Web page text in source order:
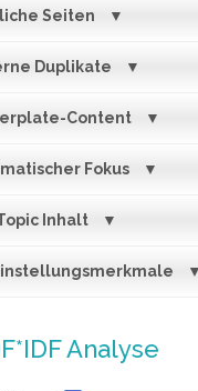
Seiten
Duplikate
Content
Fokus
Inhalt
Analyse